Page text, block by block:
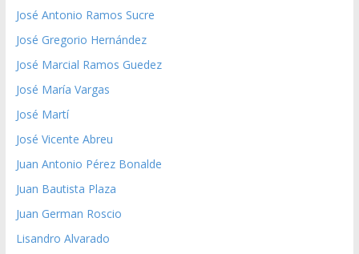
José Antonio Ramos Sucre
José Gregorio Hernández
José Marcial Ramos Guedez
José María Vargas
José Martí
José Vicente Abreu
Juan Antonio Pérez Bonalde
Juan Bautista Plaza
Juan German Roscio
Lisandro Alvarado